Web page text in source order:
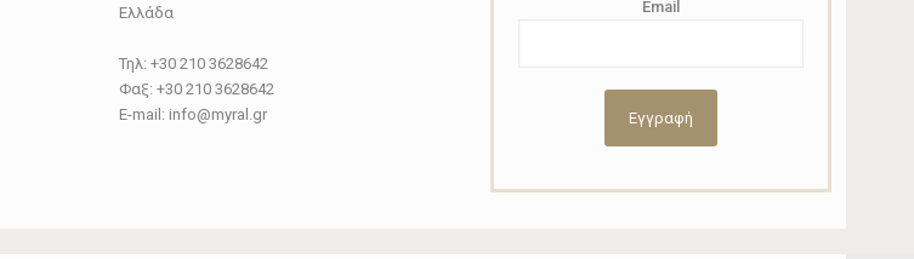
Ελλάδα
Τηλ: +30 210 3628642
Φαξ: +30 210 3628642
E-mail: info@myral.gr
Email